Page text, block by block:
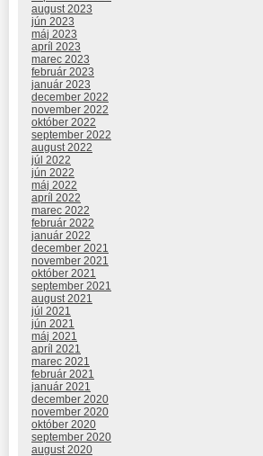
august 2023
jún 2023
máj 2023
apríl 2023
marec 2023
február 2023
január 2023
december 2022
november 2022
október 2022
september 2022
august 2022
júl 2022
jún 2022
máj 2022
apríl 2022
marec 2022
február 2022
január 2022
december 2021
november 2021
október 2021
september 2021
august 2021
júl 2021
jún 2021
máj 2021
apríl 2021
marec 2021
február 2021
január 2021
december 2020
november 2020
október 2020
september 2020
august 2020